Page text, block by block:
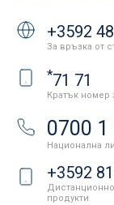
+3592
За връзка от
*71 71
Кратък номер
0700 1
Национална
+3592
продукти